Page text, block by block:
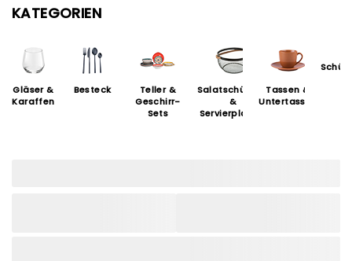
KATEGORIEN
Gläser &
Karaffen
Besteck
Teller &
Geschirr-
Sets
Salatschüsseln
&
Servierplatten
Tassen &
Untertassen